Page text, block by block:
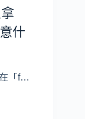
什
「f…